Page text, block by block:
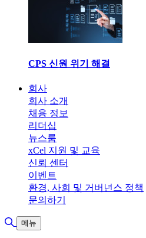
CPS 신원 위기 해결
회사
회사 소개
채용 정보
리더십
뉴스룸
xCel 지원 및 교육
신뢰 센터
이벤트
환경, 사회 및 거버넌스 정책
문의하기
검색 토글
메뉴